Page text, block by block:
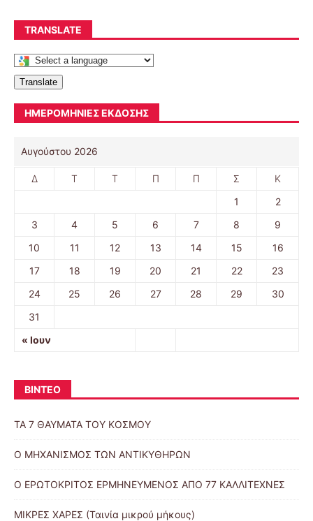
TRANSLATE
Translate
ΗΜΕΡΟΜΗΝΊΕΣ ΈΚΔΟΣΗΣ
Αυγούστου 2026
Δ Τ Τ Π Π Σ Κ
« Ιουν
1
2
3
4 5 6 7 8
9
10
11 12 13 14 15
16
17
18 19 20 21 22
23
24
25 26 27 28 29
30
31
ΒΙΝΤΕΟ
ΤΑ 7 ΘΑΥΜΑΤΑ ΤΟΥ ΚΟΣΜΟΥ
Ο ΜΗΧΑΝΙΣΜΟΣ ΤΩΝ ΑΝΤΙΚΥΘΗΡΩΝ
Ο ΕΡΩΤΟΚΡΙΤΟΣ ΕΡΜΗΝΕΥΜΕΝΟΣ ΑΠΟ 77 ΚΑΛΛΙΤΕΧΝΕΣ
ΜΙΚΡΕΣ ΧΑΡΕΣ (Ταινία μικρού μήκους)